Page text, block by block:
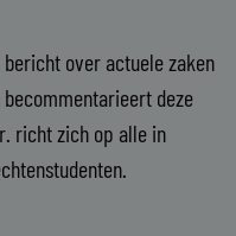
over actuele zaken
deze
richt zich op alle in